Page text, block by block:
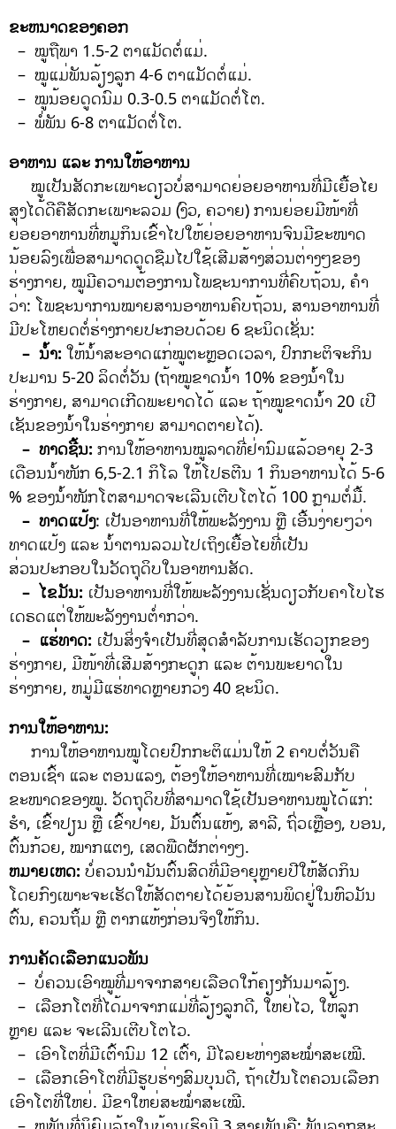
ຂະຫນາດຂອງຄອກ
– ໝູຖືພາ 1.5-2 ຕາແມັດຕໍ່ແມ່.
– ໝູແມ່ພັນລ້ຽງລູກ 4-6 ຕາແມັດຕໍ່ແມ່.
– ໝູນ້ອຍດູດນົມ 0.3-0.5 ຕາແມັດຕໍ່ໂຕ.
– ພໍ່ພັນ 6-8 ຕາແມັດຕໍ່ໂຕ.
ອາຫານ ແລະ ການໃຫ້ອາຫານ
ໝູເປັນສັດກະເພາະດຽວບໍ່ສາມາດຍ່ອຍອາຫານທີ່ມີເຍື້ອໄຍ
ສູງໄດ້ດີຄືສັດກະເພາະລວມ (ງົວ, ຄວາຍ) ການຍ່ອຍມີໜ້າທີ່
ຍ່ອຍອາຫານທີ່ຫມູກິນເຂົ້າໄປໃຫ້ຍ່ອຍອາຫານຈົນມີຂະໜາດ
ນ້ອຍລົງເພື່ອສາມາດດູດຊືມໄປໃຊ້ເສີມສ້າງສ່ວນຕ່າງໆຂອງ
ຮ່າງກາຍ, ໝູມີຄວາມຕ້ອງການໂພຊະນາການທີ່ຄົບຖ້ວນ, ຄໍາ
ວ່າ: ໂພຊະນາການໝາຍສານອາຫານຄົບຖ້ວນ, ສານອາຫານທີ່
ມີປະໂຫຍດຕໍ່ຮ່າງກາຍປະກອບດ້ວຍ 6 ຊະນິດເຊັ່ນ:
– ນໍ້າ: ໃຫ້ນໍ້າສະອາດແກ່ໝູຕະຫຼອດເວລາ, ປົກກະຕິຈະກິນ
ປະມານ 5-20 ລິດຕໍ່ວັນ (ຖ້າໝູຂາດນໍ້າ 10% ຂອງນ້ໍາໃນ
ຮ່າງກາຍ, ສາມາດເກີດພະຍາດໄດ້ ແລະ ຖ້າໝູຂາດນ້ໍາ 20 ເປີ
ເຊັນຂອງນ້ໍາໃນຮ່າງກາຍ ສາມາດຕາຍໄດ້).
– ທາດຊີ້ນ: ການໃຫ້ອາຫານໝູລາດທີ່ຢ່ານົມແລ້ວອາຍຸ 2-3
ເດືອນນ້ໍາໜັກ 6,5-2.1 ກິໂລ ໃຫ້ໂປຣຕີນ 1 ກິນອາຫານໄດ້ 5-6
% ຂອງນ້ໍາໜັກໂຕສາມາດຈະເລີນເຕີບໂຕໄດ້ 100 ກຼາມຕໍ່ມື້.
– ທາດແປ້ງ: ເປັນອາຫານທີ່ໃຫ້ພະລັງງານ ຫຼື ເອີ້ນງ່າຍໆວ່າ
ທາດແປ້ງ ແລະ ນ້ໍາຕານລວມໄປເຖິງເຍື້ອໄຍທີ່ເປັນ
ສ່ວນປະກອບໃນວັດຖຸດິບໃນອາຫານສັດ.
– ໄຂມັນ: ເປັນອາຫານທີ່ໃຫ້ພະລັງງານເຊັ່ນດຽວກັບຄາໂບໄຮ
ເດຣດແຕ່ໃຫ້ພະລັງງານຕໍ່າກວ່າ.
– ແຮ່ທາດ: ເປັນສິ່ງຈໍາເປັນທີ່ສຸດສໍາລັບການເຮັດວຽກຂອງ
ຮ່າງກາຍ, ມີໜ້າທີ່ເສີມສ້າງກະດູກ ແລະ ຕ້ານພະຍາດໃນ
ຮ່າງກາຍ, ຫມູ່ມີແຮ່ທາດຫຼາຍກວ່ງ 40 ຊະນິດ.
ການໃຫ້ອາຫານ:
ການໃຫ້ອາຫານໝູໂດຍປົກກະຕິແມ່ນໃຫ້ 2 ຄາບຕໍ່ວັນຄື
ຕອນເຊົ້າ ແລະ ຕອນແລງ, ຕ້ອງໃຫ້ອາຫານທີ່ເໝາະສົມກັບ
ຂະໜາດຂອງໝູ. ວັດຖຸດິບທີ່ສາມາດໃຊ້ເປັນອາຫານໝູໄດ້ແກ່:
ຮໍາ, ເຂົ້າປຽນ ຫຼື ເຂົ້າປາຍ, ມັນຕົ້ນແຫ້ງ, ສາລີ, ຖົ່ວເຫຼືອງ, ບອນ,
ຕົ້ນກ້ວຍ, ໝາກແຕງ, ເສດພືດຜັກຕ່າງໆ.
ຫມາຍເຫດ: ບໍ່ຄວນນໍາມັນຕົ້ນສົດທີ່ມີອາຍຸຫຼາຍປີໃຫ້ສັດກິນ
ໂດຍກົງເພາະຈະເຮັດໃຫ້ສັດຕາຍໄດ້ຍ້ອນສານພິດຢູ່ໃນຫົວມັນ
ຕົ້ນ, ຄວນຖິ້ມ ຫຼື ຕາກແຫ້ງກ່ອນຈິງໃຫ້ກິນ.
ການຄັດເລືອກແນວພັນ
– ບໍ່ຄວນເອົາໝູທີ່ມາຈາກສາຍເລືອດໃກ້ຄຽງກັນມາລ້ຽງ.
– ເລືອກໂຕທີ່ໄດ້ມາຈາກແມ່ທີ່ລ້ຽງລູກດີ, ໃຫຍ່ໄວ, ໃຫ້ລູກ
ຫຼາຍ ແລະ ຈະເລີນເຕີບໂຕໄວ.
– ເອົາໂຕທີ່ມີເຕົ້ານົມ 12 ເຕົ້າ, ມີໄລຍະຫ່າງສະໝໍ່າສະເໝີ.
– ເລືອກເອົາໂຕທີ່ມີຮູບຮ່າງສົມບຸນດີ, ຖ້າເປັນໂຕຄວນເລືອກ
ເອົາໂຕທີ່ໃຫຍ່. ມີຂາໃຫຍ່ສະໝໍ່າສະເໝີ.